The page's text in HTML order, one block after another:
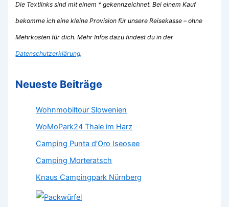
Die Textlinks sind mit einem * gekennzeichnet. Bei einem Kauf
bekomme ich eine kleine Provision für unsere Reisekasse – ohne
Mehrkosten für dich. Mehr Infos dazu findest du in der
Datenschutzerklärung.
Neueste Beiträge
Wohnmobiltour Slowenien
WoMoPark24 Thale im Harz
Camping Punta d’Oro Iseosee
Camping Morteratsch
Knaus Campingpark Nürnberg